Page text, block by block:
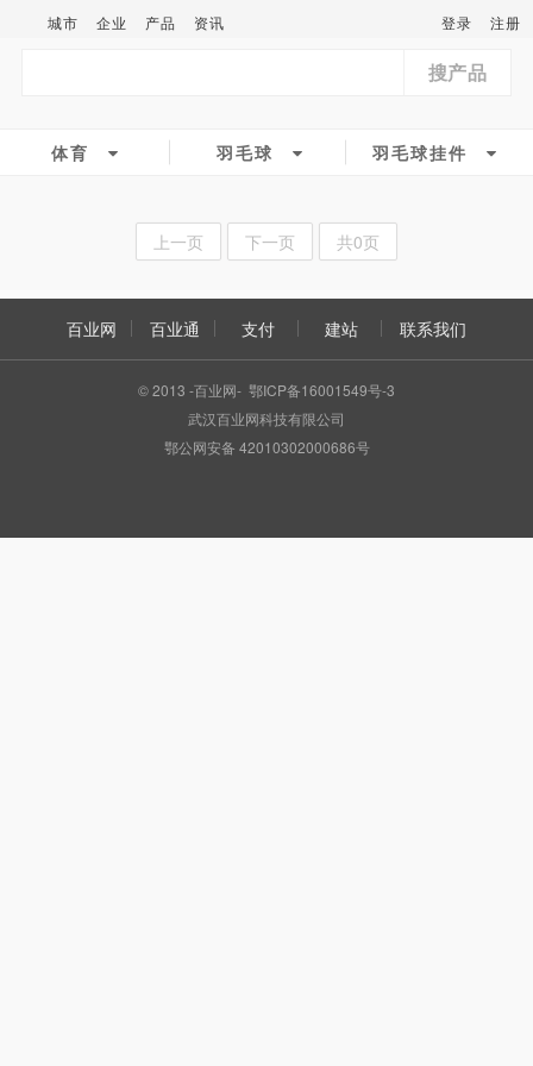
城市 企业 产品 资讯 登录 注册
搜产品
体育 羽毛球 羽毛球挂件
上一页 下一页 共0页
百业网 百业通 支付 建站 联系我们
© 2013 -百业网- 鄂ICP备16001549号-3
武汉百业网科技有限公司
鄂公网安备 42010302000686号